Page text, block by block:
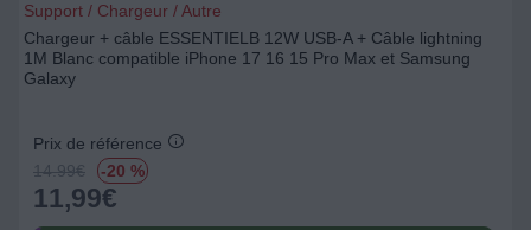
Support / Chargeur / Autre
Chargeur + câble ESSENTIELB 12W USB-A + Câble lightning
1M Blanc compatible iPhone 17 16 15 Pro Max et Samsung
Galaxy
Prix de référence
14.99€ -20 %
11,99€